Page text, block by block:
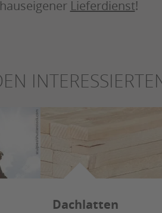
Lieferdienst!
Dachlatten